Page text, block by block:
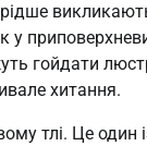
гойдати
хитання.
тлі. Це один